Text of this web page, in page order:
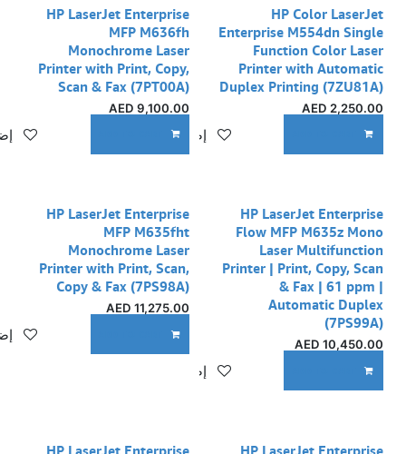
HP Color LaserJet
Enterprise M554dn Single
Function Color Laser
Printer with Automatic
Duplex Printing (7ZU81A)
2,250.00
إضافة إلى قائمة الأمنيات
HP LaserJet Enterprise
MFP M636fh
Monochrome Laser
Printer with Print, Copy,
Scan & Fax (7PT00A)
9,100.00
AED
HP LaserJet Enterprise
Flow MFP M635z Mono
Laser Multifunction
Printer | Print, Copy, Scan
& Fax | 61 ppm |
Automatic Duplex
(7PS99A)
10,450.00
إضافة إلى قائمة الأمنيات
HP LaserJet Enterprise
MFP M635fht
Monochrome Laser
Printer with Print, Scan,
Copy & Fax (7PS98A)
11,275.00
AED
HP LaserJet Enterprise
HP LaserJet Enterprise